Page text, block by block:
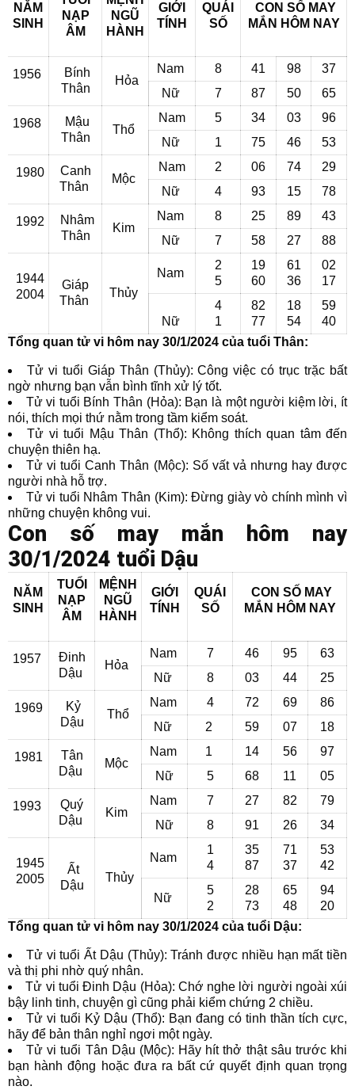
NĂM
SINH
NẠP
ÂM
NGŨ
HÀNH
GIỚI
TÍNH
QUÁI
SỐ
CON SỐ MAY
MẮN HÔM NAY
1956
Bính
Thân
Hỏa
Nam 8 41 98
37
Nữ
7 87 50 65
1968
Mậu
Thân
Thổ
Nam 5 34 03
96
Nữ
1 75 46 53
1980
Canh
Thân
Mộc
Nam 2 06 74
29
Nữ
4 93 15 78
1992
Nhâm
Thân
Kim
Nam 8 25 89
43
Nữ
7 58 27 88
1944
2004
Giáp
Thân
Thủy
Nam
2
5
19
60
61
36
02
17
Nữ
4
1
82
77
18
54
59
40
Tổng quan tử vi hôm nay 30/1/2024 của tuổi Thân:
Tử vi tuổi Giáp Thân (Thủy): Công việc có trục trặc bất
ngờ nhưng bạn vẫn bình tĩnh xử lý tốt.
Tử vi tuổi Bính Thân (Hỏa): Bạn là một người kiệm lời, ít
nói, thích mọi thứ nằm trong tầm kiểm soát.
Tử vi tuổi Mậu Thân (Thổ): Không thích quan tâm đến
chuyện thiên hạ.
Tử vi tuổi Canh Thân (Mộc): Số vất vả nhưng hay được
người nhà hỗ trợ.
Tử vi tuổi Nhâm Thân (Kim): Đừng giày vò chính mình vì
những chuyện không vui.
Con số may mắn hôm nay
30/1/2024 tuổi Dậu
NĂM
SINH
TUỔI
NẠP
ÂM
MỆNH
NGŨ
HÀNH
GIỚI
TÍNH
QUÁI
SỐ
CON SỐ MAY
MẮN HÔM NAY
1957
Đinh
Dậu
Hỏa
Nam 7 46 95
63
Nữ
8 03 44 25
1969
Kỷ
Dậu
Thổ
Nam 4 72 69
86
Nữ
2 59 07 18
1981
Tân
Dậu
Mộc
Nam 1 14 56
97
Nữ
5 68 11 05
1993
Quý
Dậu
Kim
Nam 7 27 82
79
Nữ
8 91 26 34
1945
2005
Ất
Dậu
Thủy
Nam
1
4
35
87
71
37
53
42
Nữ
5
2
28
73
65
48
94
20
Tổng quan tử vi hôm nay 30/1/2024 của tuổi Dậu:
Tử vi tuổi Ất Dậu (Thủy): Tránh được nhiều hạn mất tiền
và thị phi nhờ quý nhân.
Tử vi tuổi Đinh Dậu (Hỏa): Chớ nghe lời người ngoài xúi
bậy linh tinh, chuyện gì cũng phải kiểm chứng 2 chiều.
Tử vi tuổi Kỷ Dậu (Thổ): Bạn đang có tinh thần tích cực,
hãy để bản thân nghỉ ngơi một ngày.
Tử vi tuổi Tân Dậu (Mộc): Hãy hít thở thật sâu trước khi
bạn hành động hoặc đưa ra bất cứ quyết định quan trọng
nào.